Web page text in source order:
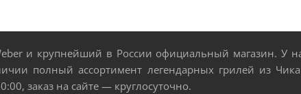
и крупнейший в России официальный магазин. У
полный ассортимент легендарных грилей из
заказ на сайте — круглосуточно.